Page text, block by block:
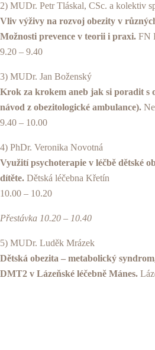
2) MUDr. Petr Tláskal, CSc. a kolektiv
Vliv výživy na rozvoj obezity v
Možnosti prevence v teorii i praxi. FN
9.20 – 9.40
3) MUDr. Jan Boženský
Krok za krokem aneb jak si poradit s
návod z obezitologické ambulance).
9.40 – 10.00
4) PhDr. Veronika Novotná
Využití psychoterapie v léčbě dětské
dítěte. Dětská léčebna Křetín
10.00 – 10.20
Přestávka 10.20 – 10.40
5) MUDr. Luděk Mrázek
Dětská obezita – metabolický
DMT2 v Lázeňské léčebně Mánes.